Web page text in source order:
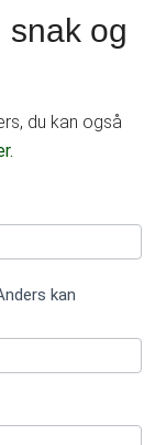
og
du kan også
kan